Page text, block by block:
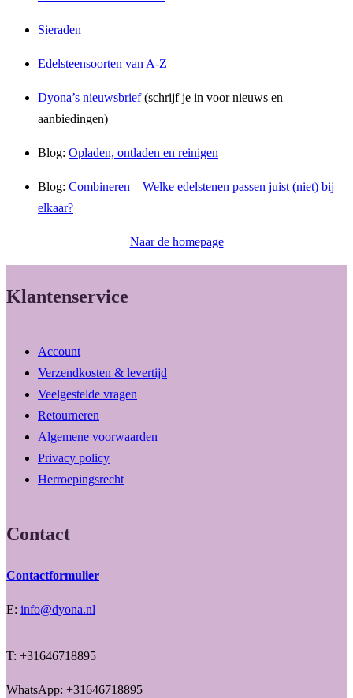
Sieraden
Edelsteensoorten van A-Z
Dyona’s nieuwsbrief(schrijf je in voor nieuws en
aanbiedingen)
Blog: Opladen, ontladen en reinigen
Blog: Combineren – Welke edelstenen passen juist (niet) bij
elkaar?
Naar de homepage
Klantenservice
Account
Verzendkosten & levertijd
Veelgestelde vragen
Retourneren
Algemene voorwaarden
Privacy policy
Herroepingsrecht
Contact
Contactformulier
E: info@dyona.nl
T: +31646718895
WhatsApp: +31646718895